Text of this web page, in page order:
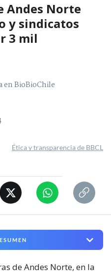
Andes Norte
y sindicatos
3 mil
en BioBioChile
Ética y transparencia de BBCL
de Andes Norte, en la